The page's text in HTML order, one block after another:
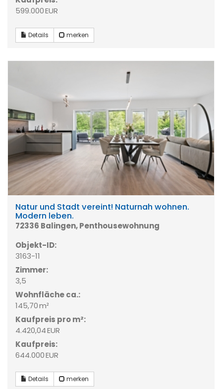
599.000 EUR
Details merken
Natur und Stadt vereint! Naturnah wohnen.
Modern leben.
72336 Balingen, Penthousewohnung
Objekt-ID:
3163-11
Zimmer:
3,5
Wohnfläche ca.:
145,70 m²
Kaufpreis pro m²:
4.420,04 EUR
Kaufpreis:
644.000 EUR
Details merken